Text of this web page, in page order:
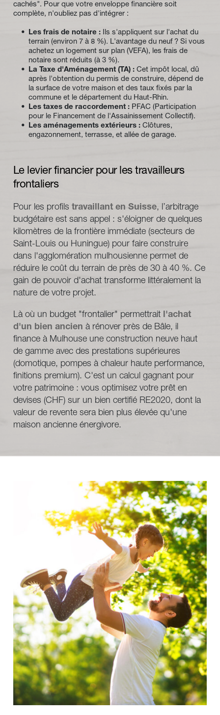
cachés". Pour que votre enveloppe financière soit
complète, n'oubliez pas d'intégrer :
Les frais de notaire : Ils s'appliquent sur l'achat du
terrain (environ 7 à 8 %). L'avantage du neuf ? Si vous
achetez un logement sur plan (VEFA), les frais de
notaire sont réduits (à 3 %).
La Taxe d'Aménagement (TA) : Cet impôt local, dû
après l'obtention du permis de construire, dépend de
la surface de votre maison et des taux fixés par la
commune et le département du Haut-Rhin.
Les taxes de raccordement : PFAC (Participation
pour le Financement de l'Assainissement Collectif).
Les aménagements extérieurs : Clôtures,
engazonnement, terrasse, et allée de garage.
Le levier financier pour les travailleurs
frontaliers
Pour les profils travaillant en Suisse, l’arbitrage
budgétaire est sans appel : s'éloigner de quelques
kilomètres de la frontière immédiate (secteurs de
Saint-Louis ou Huningue) pour faire construire
dans l'agglomération mulhousienne permet de
réduire le coût du terrain de près de 30 à 40 %. Ce
gain de pouvoir d'achat transforme littéralement la
nature de votre projet.
Là où un budget "frontalier" permettrait l'achat
d'un bien ancien à rénover près de Bâle, il
finance à Mulhouse une construction neuve haut
de gamme avec des prestations supérieures
(domotique, pompes à chaleur haute performance,
finitions premium). C'est un calcul gagnant pour
votre patrimoine : vous optimisez votre prêt en
devises (CHF) sur un bien certifié RE2020, dont la
valeur de revente sera bien plus élevée qu'une
maison ancienne énergivore.